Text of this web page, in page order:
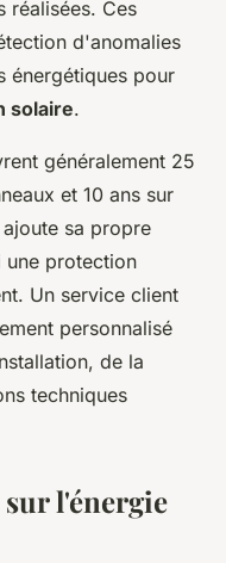
réalisées. Ces
d'anomalies
énergétiques pour
solaire.
généralement 25
et 10 ans sur
sa propre
une protection
Un service client
personnalisé
de la
techniques
l'énergie